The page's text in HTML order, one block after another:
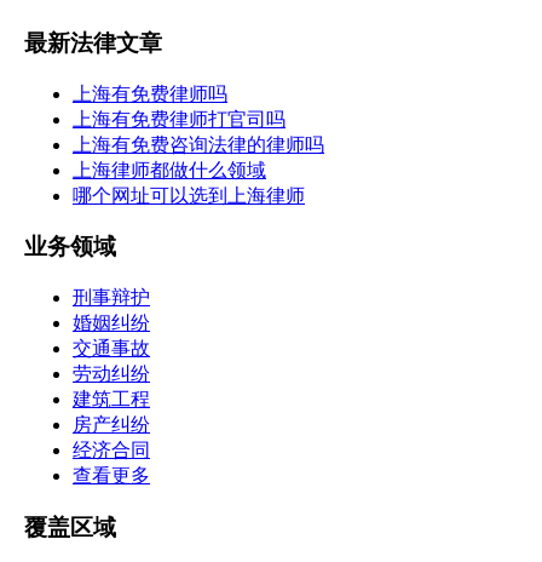
最新法律文章
上海有免费律师吗
上海有免费律师打官司吗
上海有免费咨询法律的律师吗
上海律师都做什么领域
哪个网址可以选到上海律师
业务领域
刑事辩护
婚姻纠纷
交通事故
劳动纠纷
建筑工程
房产纠纷
经济合同
查看更多
覆盖区域